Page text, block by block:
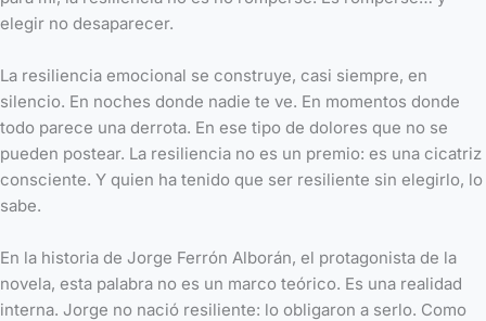
elegir no desaparecer.
La resiliencia emocional se construye, casi siempre, en
silencio. En noches donde nadie te ve. En momentos donde
todo parece una derrota. En ese tipo de dolores que no se
pueden postear. La resiliencia no es un premio: es una cicatriz
consciente. Y quien ha tenido que ser resiliente sin elegirlo, lo
sabe.
En la historia de Jorge Ferrón Alborán, el protagonista de la
novela, esta palabra no es un marco teórico. Es una realidad
interna. Jorge no nació resiliente: lo obligaron a serlo. Como